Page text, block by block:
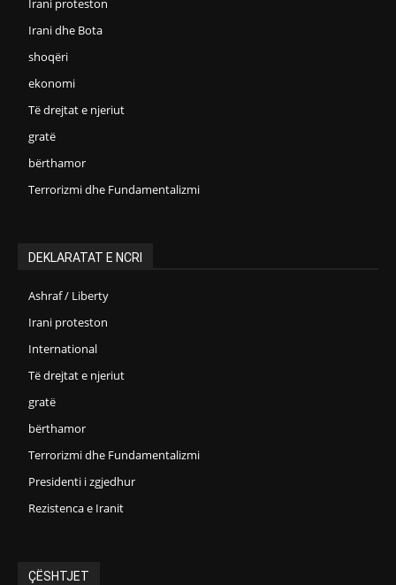
Irani proteston
Irani dhe Bota
shoqëri
ekonomi
Të drejtat e njeriut
gratë
bërthamor
Terrorizmi dhe Fundamentalizmi
DEKLARATAT E NCRI
Ashraf / Liberty
Irani proteston
International
Të drejtat e njeriut
gratë
bërthamor
Terrorizmi dhe Fundamentalizmi
Presidenti i zgjedhur
Rezistenca e Iranit
ÇËSHTJET